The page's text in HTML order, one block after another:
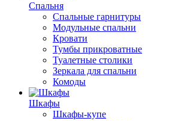
Спальня
Спальные гарнитуры
Модульные спальни
Кровати
Тумбы прикроватные
Туалетные столики
Зеркала для спальни
Комоды
Шкафы
Шкафы-купе